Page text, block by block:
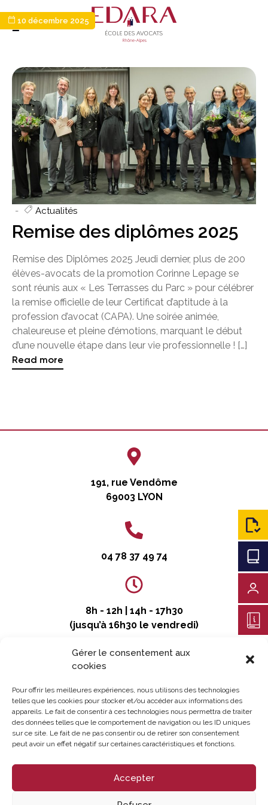
Gérer le consentement aux
cookies
Pour offrir les meilleures expériences, nous utilisons des technologies
telles que les cookies pour stocker et/ou accéder aux informations des
appareils. Le fait de consentir à ces technologies nous permettra de traiter
des données telles que le comportement de navigation ou les ID uniques
sur ce site. Le fait de ne pas consentir ou de retirer son consentement
peut avoir un effet négatif sur certaines caractéristiques et fonctions.
Accepter
10 décembre 2025
Actualités
Remise des diplômes 2025
Remise des Diplômes 2025 Jeudi dernier, plus de 200
élèves-avocats de la promotion Corinne Lepage se
sont réunis aux « Les Terrasses du Parc » pour célébrer
la remise officielle de leur Certificat d’aptitude à la
profession d’avocat (CAPA). Une soirée animée,
chaleureuse et pleine d’émotions, marquant le début
d’une nouvelle étape dans leur vie professionnelle ! […]
Read more
191, rue Vendôme
69003 LYON
04 78 37 49 74
8h - 12h | 14h - 17h30
(jusqu’à 16h30 le vendredi)